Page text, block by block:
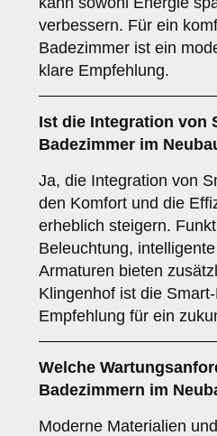
verbessern. Für ein
Badezimmer ist ein
klare Empfehlung.
Ist die Integration von
Badezimmer im
Ja, die Integration von
den Komfort und die
erheblich steigern.
Beleuchtung,
Armaturen bieten
Klingenhof ist die
Empfehlung für ein
Welche
Badezimmern im
Moderne Materialien